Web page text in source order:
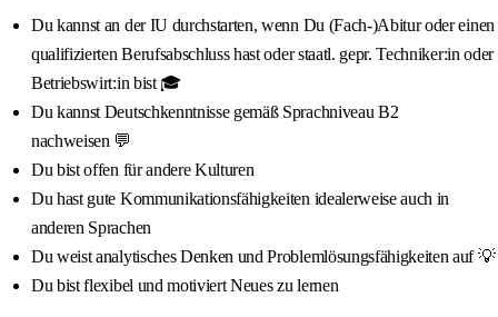
Du kannst an der IU durchstarten, wenn Du (Fach-)Abitur oder einen
qualifizierten Berufsabschluss hast oder staatl. gepr. Techniker:in oder
Betriebswirt:in bist 🎓
Du kannst Deutschkenntnisse gemäß Sprachniveau B2
nachweisen 💬
Du bist offen für andere Kulturen
Du hast gute Kommunikationsfähigkeiten idealerweise auch in
anderen Sprachen
Du weist analytisches Denken und Problemlösungsfähigkeiten auf 💡
Du bist flexibel und motiviert Neues zu lernen